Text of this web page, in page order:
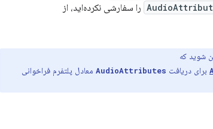
را سفارشی نکرده‌اید، از
برای دریافت AudioAttributes معادل پلتفرم فراخوانی